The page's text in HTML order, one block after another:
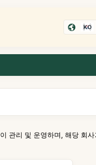
KO
이 관리 및 운영하며, 해당 회